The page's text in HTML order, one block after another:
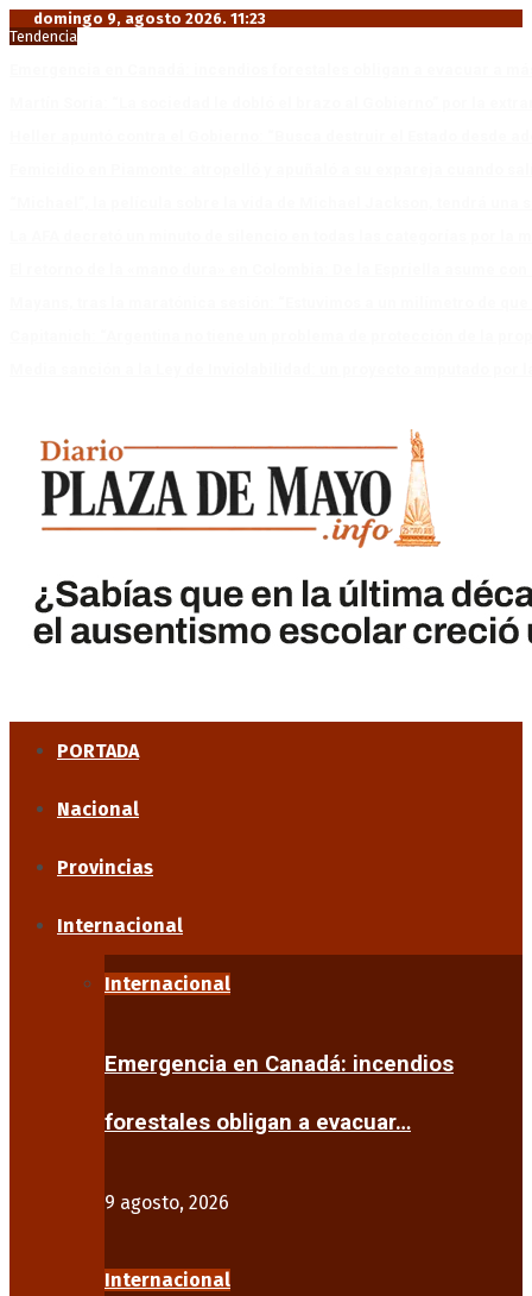
domingo 9, agosto 2026. 11:23
Tendencia
PORTADA
Nacional
Provincias
Internacional
Internacional
Emergencia en Canadá: incendios
forestales obligan a evacuar…
9 agosto, 2026
Internacional